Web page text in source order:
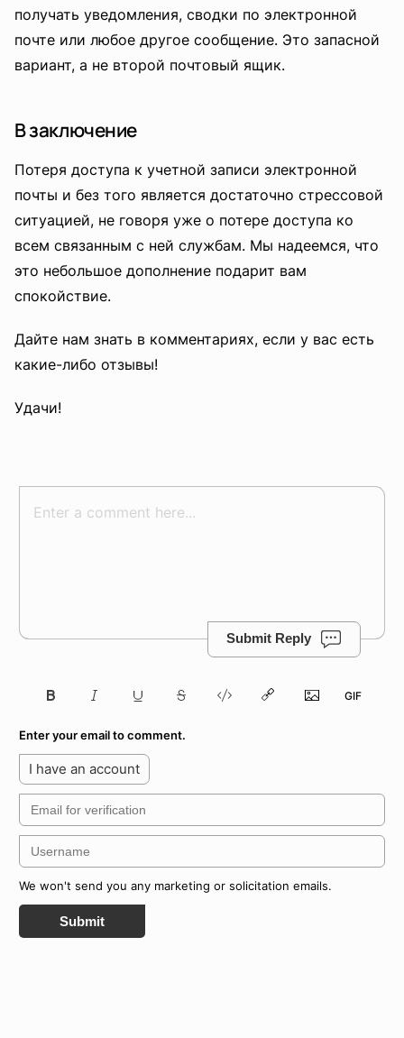
получать уведомления, сводки по электронной
почте или любое другое сообщение. Это запасной
вариант, а не второй почтовый ящик.
В заключение
Потеря доступа к учетной записи электронной
почты и без того является достаточно стрессовой
ситуацией, не говоря уже о потере доступа ко
всем связанным с ней службам. Мы надеемся, что
это небольшое дополнение подарит вам
спокойствие.
Дайте нам знать в комментариях, если у вас есть
какие-либо отзывы!
Удачи!
Submit Reply
Enter your email to comment.
I have an account
We won't send you any marketing or solicitation emails.
Submit